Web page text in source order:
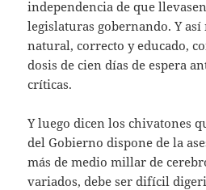
independencia de que
legislaturas gobernando. Y así
natural, correcto y educado,
dosis de cien días de espera
críticas.
Y luego dicen los chivatones
del Gobierno dispone de la
más de medio millar de
variados, debe ser difícil